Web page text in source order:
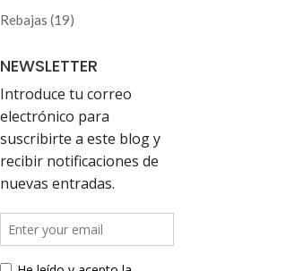
Rebajas 1919
NEWSLETTER